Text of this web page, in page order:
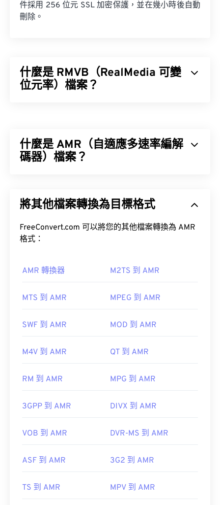
件採用 256 位元 SSL 加密保護，並在幾小時後自動
刪除。
什麼是 RMVB（RealMedia 可變
位元率）檔案？
場景與低動作場景）的壓縮難易度來調整頻寬。
RealPlayer支援在 Windows、Mac OS X 和 Linux 系
RealNetworks 開發，因此 RealPlayer 是此檔案類型
的預設播放平台。
其他可以開啟RMVB檔案的軟體包括 VLC媒體播放器
RMVB是專有格式，而且相對少見；主要用於本地播
實用連結：
https://www.realnetworks.com/
什麼是 AMR（自適應多速率編解
碼器）檔案？
此非常適合語音錄製和廣播。
全球行動通訊系統 (GSM)
通用行動通訊系
統 (UMTS)
如何開啟 AMR 檔案？
由於 AMR 檔案經常用於手機，包括彩信，因此大多
開發者： 第三代合作夥伴計畫 (3GPP)
初始版本：
https://en.wikipedia.org/wiki/Adaptive_Multi-
將其他檔案轉換為目標格式
FreeConvert.com 可以將您的其他檔案轉換為 AMR
格式：
AMR 轉換器 M2TS 到 AMR
MTS 到 AMR MPEG 到 AMR
SWF 到 AMR MOD 到 AMR
M4V 到 AMR QT 到 AMR
RM 到 AMR MPG 到 AMR
3GPP 到 AMR DIVX 到 AMR
VOB 到 AMR DVR-MS 到 AMR
ASF 到 AMR 3G2 到 AMR
TS 到 AMR MPV 到 AMR